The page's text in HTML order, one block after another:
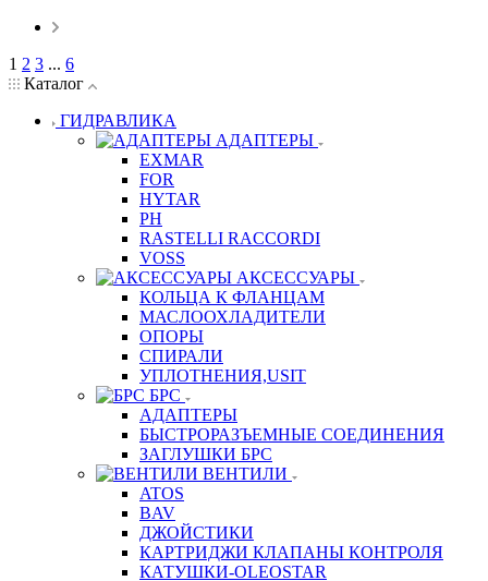
1 2 3 ... 6
Каталог
ГИДРАВЛИКА
АДАПТЕРЫ
EXMAR
FOR
HYTAR
PH
RASTELLI RACCORDI
VOSS
АКСЕССУАРЫ
КОЛЬЦА К ФЛАНЦАМ
МАСЛООХЛАДИТЕЛИ
ОПОРЫ
СПИРАЛИ
УПЛОТНЕНИЯ,USIT
БРС
АДАПТЕРЫ
БЫСТРОРАЗЪЕМНЫЕ СОЕДИНЕНИЯ
ЗАГЛУШКИ БРС
ВЕНТИЛИ
ATOS
BAV
ДЖОЙСТИКИ
КАРТРИДЖИ КЛАПАНЫ КОНТРОЛЯ
КАТУШКИ-OLEOSTAR